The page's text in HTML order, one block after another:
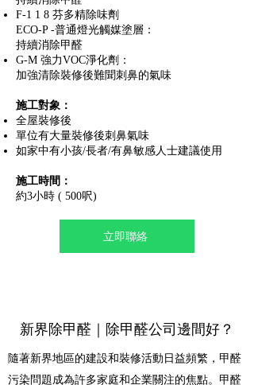
F-1 1 8 芬多精除味劑
ECO-P -普通燈光觸媒塗層：
持續消除甲醛
G-M 強力VOC淨化劑：
加強清除裝修後難聞刺鼻的氣味
施工對象：
全屋裝修後
單位有大量裝修後刺鼻氣味
如家中有小孩/長者/有鼻敏感人士建議使用
施工時間：
約3小時 ( 500呎)
立即聯絡
新界除甲醛｜除甲醛公司邊間好？
隨著新界地區的建設和裝修活動日益頻繁，甲醛
污染問題成為許多家庭和企業關注的焦點。甲醛